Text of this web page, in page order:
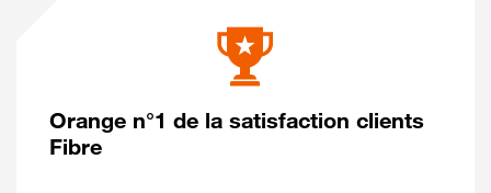
Orange n°1 de la satisfaction clients
Fibre